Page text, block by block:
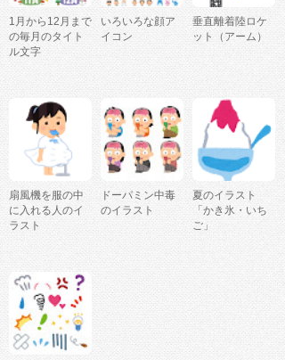
1月から12月まで
の毎月のタイト
ル文字
いろいろな顔ア
イコン
垂直離着陸ロケ
ット（アーム）
扇風機を服の中
に入れる人のイ
ラスト
ドーパミン中毒
のイラスト
夏のイラスト
「かき氷・いち
ご」